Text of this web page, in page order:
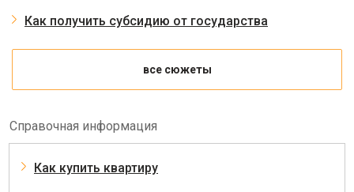
Как получить субсидию от государства
все сюжеты
Справочная информация
Как купить квартиру